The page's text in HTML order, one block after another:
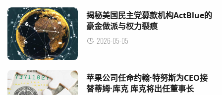
揭秘美国民主党募款机构ActBlue的
豪金做派与权力裂痕
2026-05-05
苹果公司任命约翰·特努斯为CEO接
替蒂姆·库克 库克将出任董事长